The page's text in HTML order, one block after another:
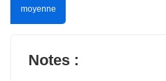
moyenne
Notes :